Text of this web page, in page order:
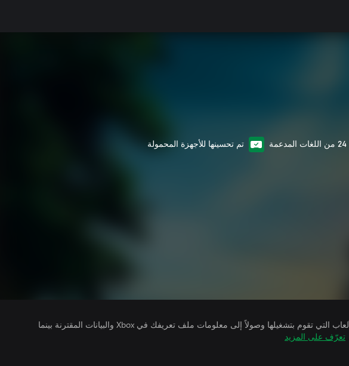
24 من اللغات المدعمة تم تحسينها للأجهزة المحمولة
يتلقى ناشرو الألعاب التي تقوم بتشغيلها وصولاً إلى معلومات ملف تعريفك في Xbox والبيانات المقترنة بينما
تعرّف على المزيد